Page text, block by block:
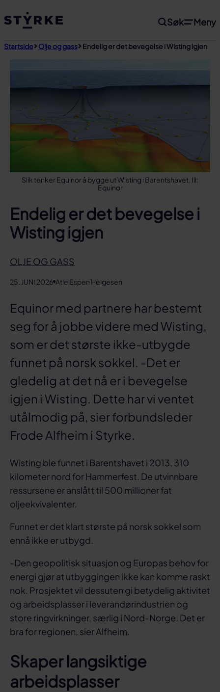
til
Søk Meny
Startside Olje og gass Endelig er det bevegelse i Wisting igjen
Slik tenker Equinor å bygge ut Wisting i Barentshavet. Ill:
Equinor
Endelig er det bevegelse i
Wisting igjen
OLJE OG GASS
25. JUNI 2026 Atle Espen Helgesen
Equinor med partnere har bestemt
seg for å jobbe videre med Wisting,
som er det største ikke-utbygde
funnet på norsk sokkel. -Det er
gledelig at det nå er i bevegelse
igjen i Wisting. Dette har vi ventet
utålmodig på, sier forbundsleder
Frode Alfheim i Styrke.
Wisting ble funnet i Barentshavet i 2013, 310
kilometer nord for Hammerfest. De utvinnbare
ressursene er anslått til 500 millioner fat
oljeekvivalenter.
Funnet er det klart største på norsk sokkel som
ennå ikke er utbygd.
-Den geopolitisk situasjon og Europas behov for
energi gjør at utbyggingen ikke kan komme raskt
nok. Prosjektet vil dessuten gi betydelig aktivitet
og arbeidsplasser i leverandørindustrien og
store ringvirkninger, særlig i Nord-Norge. Det er
bra for regionen, sier Alfheim.
Skaper langsiktige
arbeidsplasser